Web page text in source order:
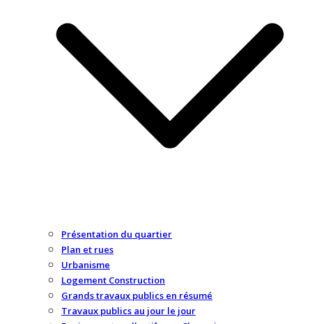
Présentation du quartier
Plan et rues
Urbanisme
Logement Construction
Grands travaux publics en résumé
Travaux publics au jour le jour